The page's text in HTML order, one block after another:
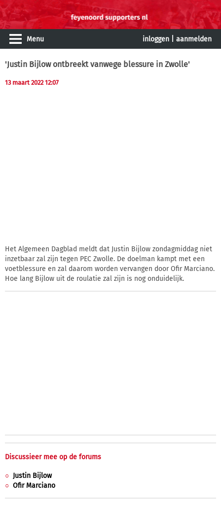
Menu inloggen aanmelden
'Justin Bijlow ontbreekt vanwege blessure in Zwolle'
13 maart 2022 12:07
Het Algemeen Dagblad meldt dat Justin Bijlow zondagmiddag niet
inzetbaar zal zijn tegen PEC Zwolle. De doelman kampt met een
voetblessure en zal daarom worden vervangen door Ofir Marciano.
Hoe lang Bijlow uit de roulatie zal zijn is nog onduidelijk.
Discussieer mee op de forums
Justin Bijlow
Ofir Marciano